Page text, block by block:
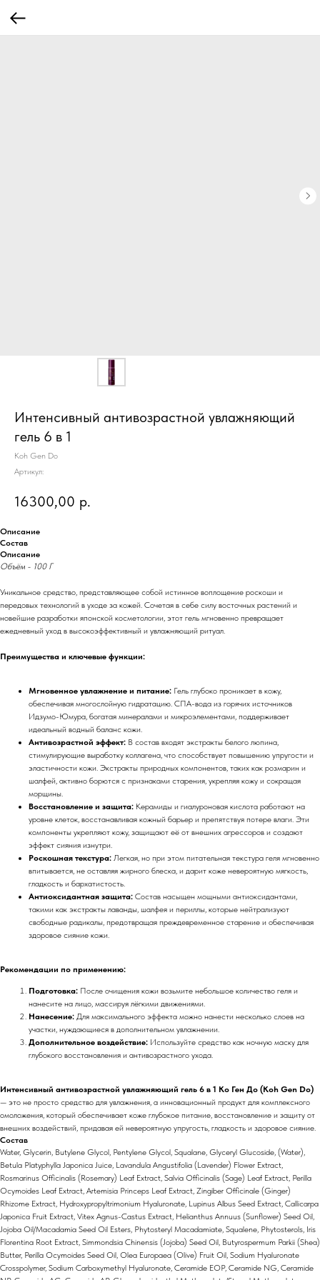
Интенсивный антивозрастной увлажняющий
гель 6 в 1
Koh Gen Do
Артикул:
16300,00 р.
Описание
Состав
Описание
Объём - 100 Г
Уникальное средство, представляющее собой истинное воплощение роскоши и
передовых технологий в уходе за кожей. Сочетая в себе силу восточных растений и
новейшие разработки японской косметологии, этот гель мгновенно превращает
ежедневный уход в высокоэффективный и увлажняющий ритуал.
Преимущества и ключевые функции:
Мгновенное увлажнение и питание: Гель глубоко проникает в кожу,
обеспечивая многослойную гидратацию. СПА-вода из горячих источников
Идзумо-Юмура, богатая минералами и микроэлементами, поддерживает
идеальный водный баланс кожи.
Антивозрастной эффект: В состав входят экстракты белого люпина,
стимулирующие выработку коллагена, что способствует повышению упругости и
эластичности кожи. Экстракты природных компонентов, таких как розмарин и
шалфей, активно борются с признаками старения, укрепляя кожу и сокращая
морщины.
Восстановление и защита: Керамиды и гиалуроновая кислота работают на
уровне клеток, восстанавливая кожный барьер и препятствуя потере влаги. Эти
компоненты укрепляют кожу, защищают её от внешних агрессоров и создают
эффект сияния изнутри.
Роскошная текстура: Легкая, но при этом питательная текстура геля мгновенно
впитывается, не оставляя жирного блеска, и дарит коже невероятную мягкость,
гладкость и бархатистость.
Антиоксидантная защита: Состав насыщен мощными антиоксидантами,
такими как экстракты лаванды, шалфея и периллы, которые нейтрализуют
свободные радикалы, предотвращая преждевременное старение и обеспечивая
здоровое сияние кожи.
Рекомендации по применению:
Подготовка: После очищения кожи возьмите небольшое количество геля и
нанесите на лицо, массируя лёгкими движениями.
Нанесение: Для максимального эффекта можно нанести несколько слоев на
участки, нуждающиеся в дополнительном увлажнении.
Дополнительное воздействие: Используйте средство как ночную маску для
глубокого восстановления и антивозрастного ухода.
Интенсивный антивозрастной увлажняющий гель 6 в 1 Ко Ген До (Koh Gen Do)
— это не просто средство для увлажнения, а инновационный продукт для комплексного
омоложения, который обеспечивает коже глубокое питание, восстановление и защиту от
внешних воздействий, придавая ей невероятную упругость, гладкость и здоровое сияние.
Состав
Water, Glycerin, Butylene Glycol, Pentylene Glycol, Squalane, Glyceryl Glucoside, (Water),
Betula Platyphylla Japonica Juice, Lavandula Angustifolia (Lavender) Flower Extract,
Rosmarinus Officinalis (Rosemary) Leaf Extract, Salvia Officinalis (Sage) Leaf Extract, Perilla
Ocymoides Leaf Extract, Artemisia Princeps Leaf Extract, Zingiber Officinale (Ginger)
Rhizome Extract, Hydroxypropyltrimonium Hyaluronate, Lupinus Albus Seed Extract, Callicarpa
Japonica Fruit Extract, Vitex Agnus-Castus Extract, Helianthus Annuus (Sunflower) Seed Oil,
Jojoba Oil/Macadamia Seed Oil Esters, Phytosteryl Macadamiate, Squalene, Phytosterols, Iris
Florentina Root Extract, Simmondsia Chinensis (Jojoba) Seed Oil, Butyrospermum Parkii (Shea)
Butter, Perilla Ocymoides Seed Oil, Olea Europaea (Olive) Fruit Oil, Sodium Hyaluronate
Crosspolymer, Sodium Carboxymethyl Hyaluronate, Ceramide EOP, Ceramide NG, Ceramide